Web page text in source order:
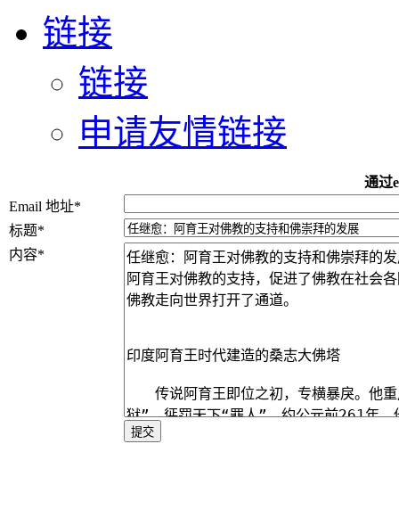
链接
链接
申请友情链接
通过
Email 地址*
标题*
内容*